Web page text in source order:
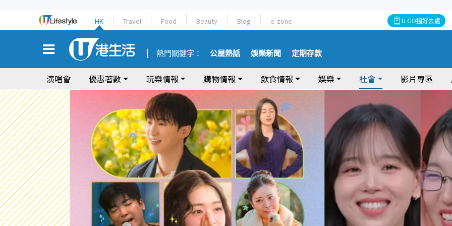
HK Travel Food Beauty Blog e-zone U GO搵好去處
熱門關鍵字： 公屋熱話 娛樂新聞 定期存款
演唱會 優惠著數 玩樂情報 購物情報 飲食情報 娛樂 社會 影片專區